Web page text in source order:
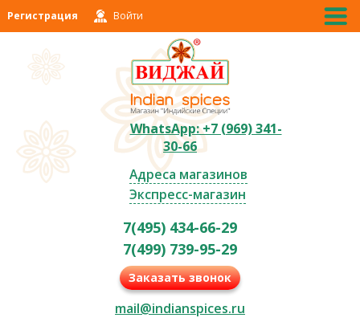
Регистрация Войти
WhatsApp: +7 (969) 341-
30-66
Адреса магазинов
Экспресс-магазин
7(495) 434-66-29
7(499) 739-95-29
Заказать звонок
mail@indianspices.ru